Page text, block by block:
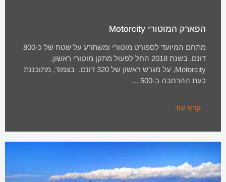
הפארק המוטורי Motorcity
מתחם המיועד לספורט מוטורי ומשתרע על שטח של כ-800
דונם. בשנת 2018 החל לפעול מתקן מוטורי ראשון,
Motorcity, על מגרש ראשון של 320 דונם. בצמוד, מתוכננת
כעת ההרחבה ב-500 ...
קרא עוד